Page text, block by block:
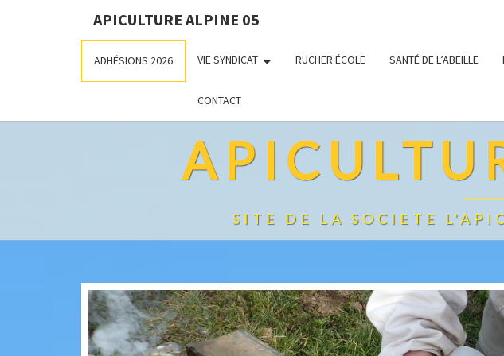
APICULTURE ALPINE 05
ADHÉSIONS 2026 VIE SYNDICAT RUCHER ÉCOLE SANTÉ DE L’ABEILLE
CONTACT
SITE DE LA SOCIETE